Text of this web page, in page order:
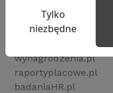
Rynekpracy.pl
wynagrodzenia.pl
raportyplacowe.pl
badaniaHR.pl
Tylko
niezbędne